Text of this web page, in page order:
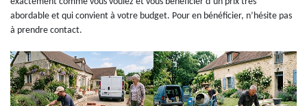
abordable et qui convient à votre budget. Pour en bénéficier, n’hésite pas
à prendre contact.